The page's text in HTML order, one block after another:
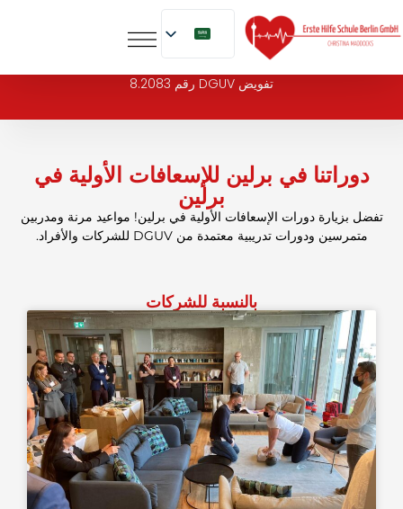
المحتوى
تفويض DGUV رقم 8.2083
دوراتنا في برلين للإسعافات الأولية في
برلين
تفضل بزيارة دورات الإسعافات الأولية في برلين! مواعيد مرنة ومدربين
متمرسين ودورات تدريبية معتمدة من DGUV للشركات والأفراد.
بالنسبة للشركات